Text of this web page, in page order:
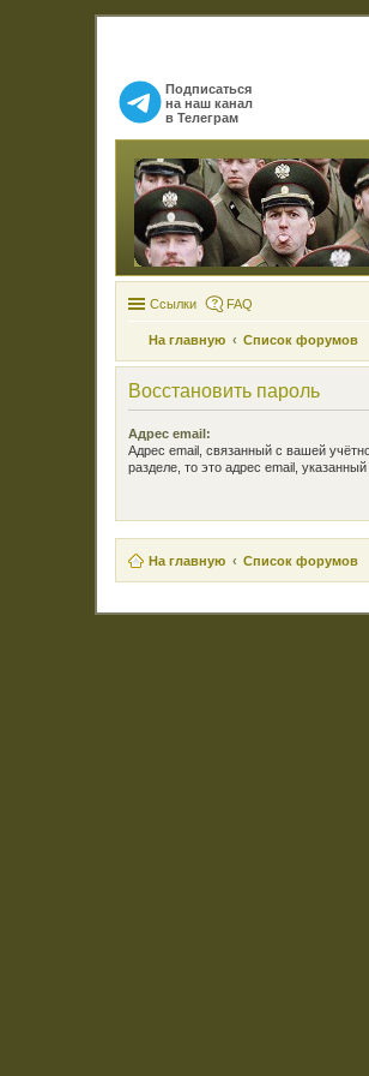
Подписаться
на наш канал
в Телеграм
Ссылки FAQ
На главную Список форумов
Восстановить пароль
Адрес email:
Адрес email, связанный с вашей
разделе, то это адрес email,
На главную Список форумов